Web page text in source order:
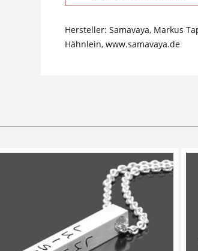
Hersteller: Samavaya, Markus
Hähnlein, www.samavaya.de